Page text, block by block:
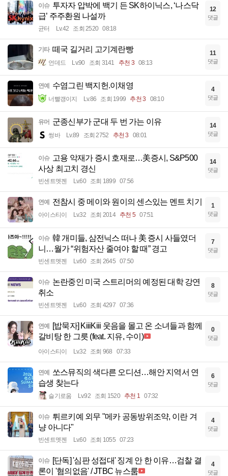
이슈 투자자 압박에 백기 든 SK하이닉스, ‘나스닥
급’ 주주환원 나설까
균터 Lv.42 조회 2520 08:18
12
댓글
기타 떼국 길거리 고기계란빵
언데드 Lv.90 조회 3141 추천 3 08:13
11
댓글
연예 수염그린 백지헌.이채영
너빨갱이지 Lv.86 조회 1999 추천 3 08:10
4
댓글
유머 군종신부가 군대 두 번 가는 이유
썽바 Lv.89 조회 2752 추천 3 08:01
14
댓글
이슈 고용 악재가 증시 호재로…美증시, S&P500
사상 최고치 경신
빈센트멧젠 Lv.60 조회 1899 07:56
14
댓글
연예 전참시 중 메이와 원이의 센스있는 멘트 치기
아이스티이 Lv.32 조회 2014 추천 5 07:51
1
댓글
이슈 韓 개미들, 삼전닉스 떠나 美 증시 사들였더
니…월가 “위험자산 줄여야 할 때” 경고
빈센트멧젠 Lv.60 조회 2645 07:50
7
댓글
이슈 논란중인 미국 스트리머의 예정된 대학 강연
취소
빈센트멧젠 Lv.60 조회 4297 07:36
8
댓글
연예 [밥묵자] KiiiKiii 웃음을 몰고 온 소녀들과 함께
갈비탕 한 그릇 (feat. 지유, 수이)
아이스티이 Lv.32 조회 968 07:33
0
댓글
연예 쏘스뮤직의 색다른 오디션…해안 지역서 연
습생 찾는다
슬기로움 Lv.92 조회 1520 추천 1 07:32
6
댓글
이슈 튀르키예 외무 "메카 공동방위조약, 이란 겨
냥 아니다"
빈센트멧젠 Lv.60 조회 1055 07:23
4
댓글
이슈 [단독] '심판 성접대' 징계 안 한 이유…검찰 결
론이 '혐의없음' / JTBC 뉴스룸
4
댓글